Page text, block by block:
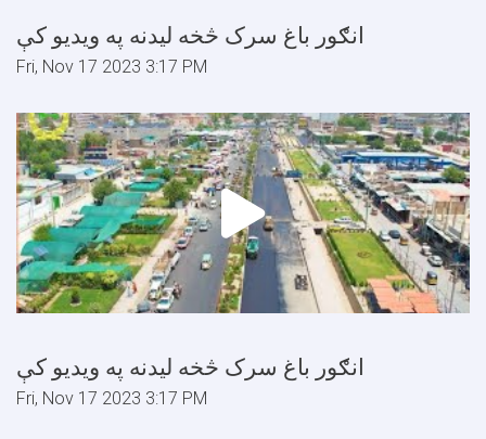
انګور باغ سرک څخه ليدنه په ويديو کې
Fri, Nov 17 2023 3:17 PM
انګور باغ سرک څخه ليدنه په ويديو کې
Fri, Nov 17 2023 3:17 PM